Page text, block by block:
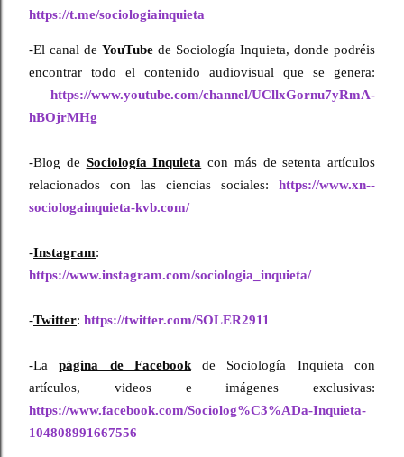
https://t.me/sociologiainquieta
-El canal de YouTube de Sociología Inquieta, donde podréis
encontrar todo el contenido audiovisual que se genera:
https://www.youtube.com/channel/UCllxGornu7yRmA-
hBOjrMHg
-Blog de Sociología Inquieta con más de setenta artículos
relacionados con las ciencias sociales: https://www.xn--
sociologainquieta-kvb.com/
-Instagram:
https://www.instagram.com/sociologia_inquieta/
-Twitter: https://twitter.com/SOLER2911
-La página de Facebook de Sociología Inquieta con
https://www.facebook.com/Sociolog%C3%ADa-Inquieta-
104808991667556